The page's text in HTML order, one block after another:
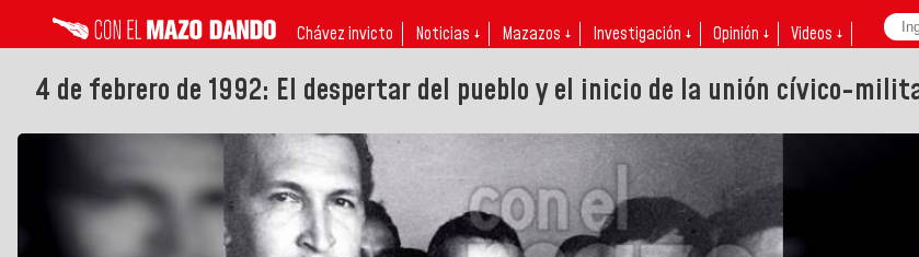
Chávez invicto Noticias ↓ Mazazos ↓ Investigación ↓ Opinión ↓ Videos ↓
4 de febrero de 1992: El despertar del pueblo y el inicio de la unión cívico-